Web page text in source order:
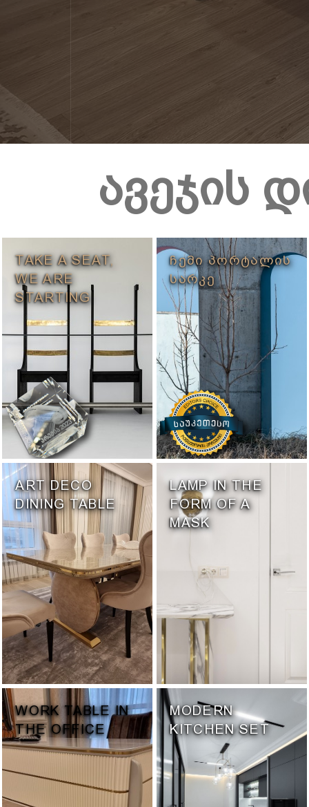
ავეჯის
TAKE A SEAT,
WE ARE
STARTING
ᲩᲔᲛᲘ ᲞᲝᲠᲢᲐᲚᲘᲡ
ᲡᲐᲠᲙᲔ
ART DECO
DINING TABLE
LAMP IN THE
FORM OF A
MASK
WORK TABLE IN
THE OFFICE
MODERN
KITCHEN SET